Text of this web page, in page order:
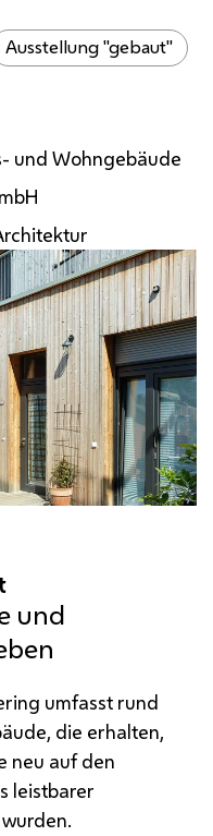
Ausstellung "gebaut"
und Wohngebäude
und
umfasst rund
die erhalten,
neu auf den
leistbarer